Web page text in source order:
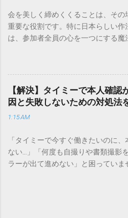
本全国に広範なネットワークを持つ
重量物や大型の荷物、そして企業間
実績を誇ります。 個人で利用する
いう特徴があります。地域に密着
ロールしているため、現場の状況
やすいのがメリットです。まずは、
サービスで解決できるかを確認して
るのが最も効率的です。現在の荷物
か、いつ届く予定なのかは、お手元
す。 伝票番号（お問い合わせ番号）
票）の控えに記載されている、数字
い。これが荷物の識別番号になり
会を美しく締めくくることは、その
重要な役割です。特に日本らしい作
は、参加者全員の心を一つにする魔
「手拍子のリズムに自信がない」
ずです。この記事では、ビジネス
で、どのような場面でも堂々と立ち
締め」の作法を、基礎知識から具体
解説します。 一本締めとは？その本
に手を叩いて終わらせる作業ではあ
て刻み込む伝統的な儀礼です。 一
ブな効果 一体感の創出 参加者全員
ことで、集団としての連帯感が生ま
韻を大切にしながら、すっきりと
【解決】タイミーで本人確認
因と失敗しないための対処法
1:15 AM
「タイミーで今すぐ働きたいのに
ない…」「何度も自撮りや書類撮影
ラーが出て進めない」と困ってい
賢い働き方に欠かせないツールで